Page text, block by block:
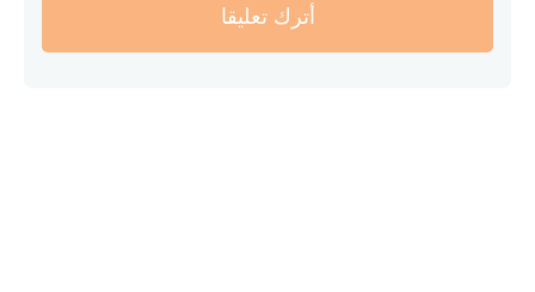
أترك تعليقا